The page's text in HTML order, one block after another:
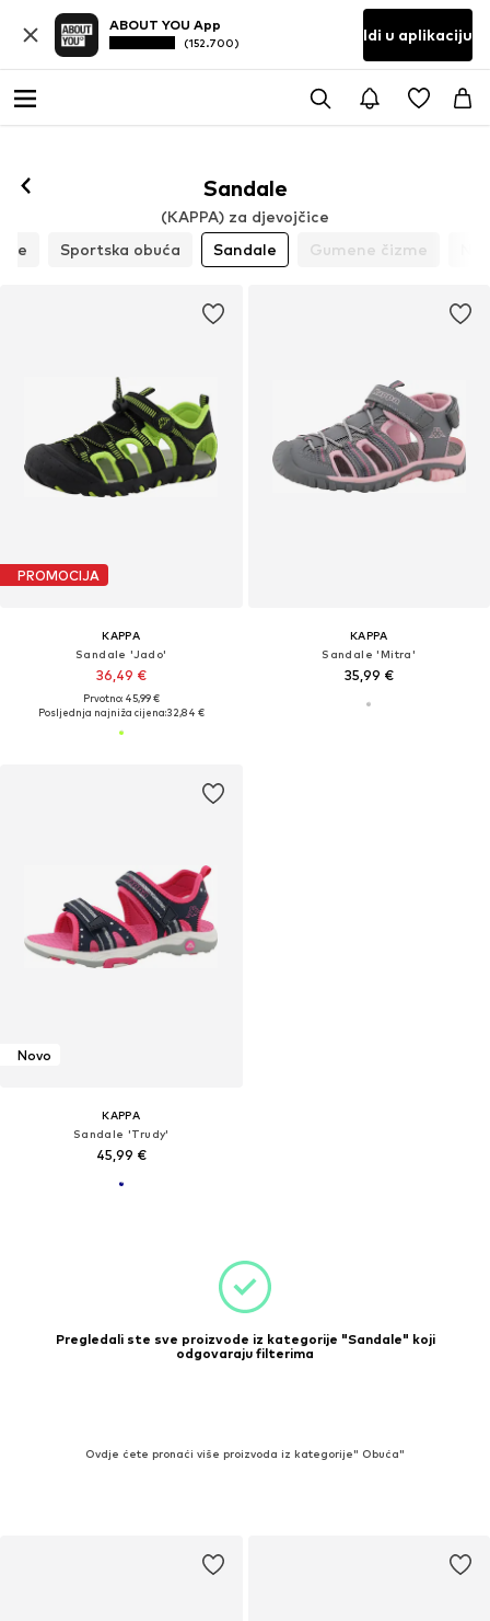
ABOUT YOU App
(152.700) Idi u aplikaciju
Sandale
(KAPPA) za djevojčice
Sportska obuća Sandale Gumene čizme
PROMOCIJA
KAPPA
Sandale 'Jado'
36,49 €
Prvotno: 45,99 €
Posljednja najniža cijena:32,84 €
KAPPA
Sandale 'Mitra'
35,99 €
Novo
KAPPA
Sandale 'Trudy'
45,99 €
Pregledali ste sve proizvode iz kategorije "Sandale" koji
odgovaraju filterima
Ovdje ćete pronaći više proizvoda iz kategorije" Obuća"